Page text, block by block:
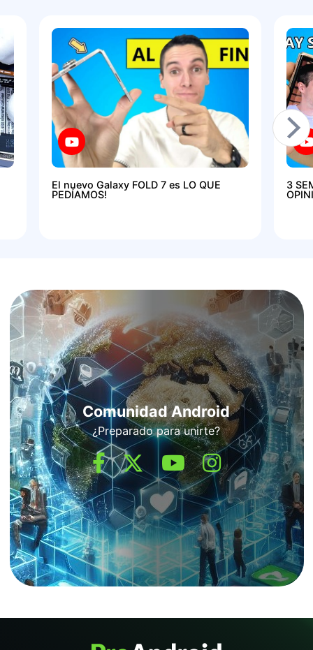
El nuevo Galaxy FOLD 7 es LO QUE
PEDÍAMOS!
3
Comunidad Android
¿Preparado para unirte?